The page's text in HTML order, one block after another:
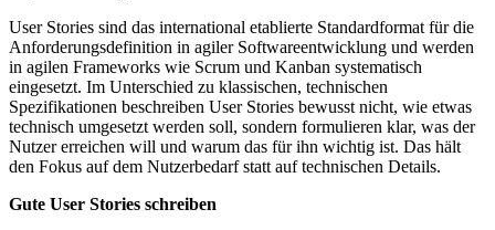
User Stories sind das international etablierte Standardformat für die
Anforderungsdefinition in agiler Softwareentwicklung und werden
in agilen Frameworks wie Scrum und Kanban systematisch
eingesetzt. Im Unterschied zu klassischen, technischen
Spezifikationen beschreiben User Stories bewusst nicht, wie etwas
technisch umgesetzt werden soll, sondern formulieren klar, was der
Nutzer erreichen will und warum das für ihn wichtig ist. Das hält
den Fokus auf dem Nutzerbedarf statt auf technischen Details.
Gute User Stories schreiben